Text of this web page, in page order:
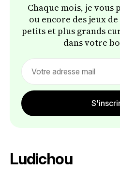
Chaque mois, je vous
ou encore des jeux
petits et plus grands
dans votre
Ludichou